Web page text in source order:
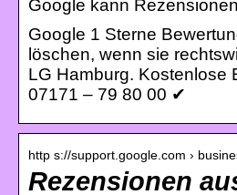
Google kann
Google 1 Sterne
löschen, wenn sie
LG Hamburg.
07171 – 79 80 00 ✔
http s://support.google.com ›
Rezensionen